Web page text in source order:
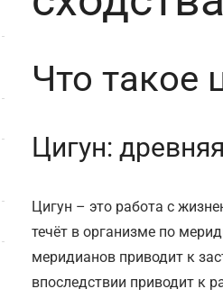
Что такое
Цигун:
Цигун – это работа с
течёт в организме по
меридианов приводит к
впоследствии приводит к